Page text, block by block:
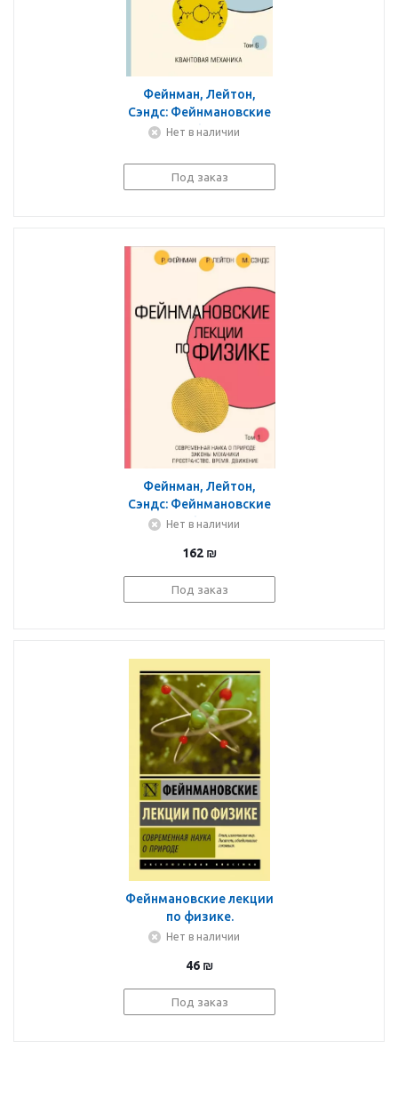
Фейнман, Лейтон,
Сэндс: Фейнмановские
лекции по физике.Том
Нет в наличии
Под заказ
Фейнман, Лейтон,
Сэндс: Фейнмановские
лекции по физике. Том I
Нет в наличии
162 ₪
Под заказ
Фейнмановские лекции
по физике.
Современная наука о
Нет в наличии
46 ₪
Под заказ